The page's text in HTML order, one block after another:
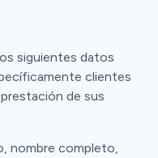
siguientes datos
clientes
de sus
nombre completo,